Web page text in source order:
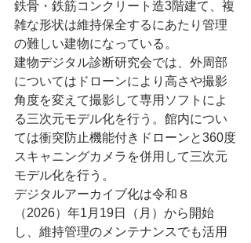
鉄骨・鉄筋コンクリート造3階建て、複
雑な形状は維持保全するにあたり管理
の難しい建物になっている。
建物デジタル診断研究会では、外周部
についてはドローンにより高さや撮影
角度を変えて撮影して専用ソフトによ
る三次元モデル化を行う。館内につい
ては衝突防止機能付きドローンと360度
スキャニングカメラを併用して三次元
モデル化を行う。
デジタルアーカイブ化は令和８
（2026）年1月19日（月）から開始
し、維持管理のメンテナンスでも活用